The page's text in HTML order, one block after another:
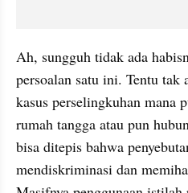
Ah, sungguh tidak ada
persoalan satu ini. Tentu tak
kasus perselingkuhan mana
rumah tangga atau pun
bisa ditepis bahwa
mendiskriminasi dan